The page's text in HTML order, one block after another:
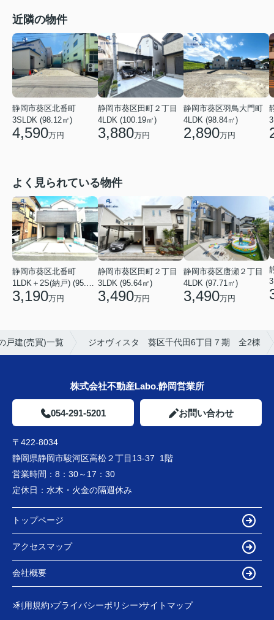
近隣の物件
静岡市葵区北番町
3SLDK (98.12㎡)
4,590万円
静岡市葵区田町２丁目
4LDK (100.19㎡)
3,880万円
静岡市葵区羽鳥大門町
4LDK (98.84㎡)
2,890万円
よく見られている物件
静岡市葵区北番町
3,190万円
静岡市葵区田町２丁目
3LDK (95.64㎡)
3,490万円
静岡市葵区唐瀬２丁目
4LDK (97.71㎡)
3,490万円
戸建(売買)一覧 ジオヴィスタ 葵区千代田6丁目７期 全2棟
株式会社不動産Labo.静岡営業所
054-291-5201 お問い合わせ
〒422-8034
静岡県静岡市駿河区高松２丁目13-37 1階
営業時間： 8：30～17：30
定休日： 水木・火金の隔週休み
トップページ
アクセスマップ
会社概要
利用規約 プライバシーポリシー サイトマップ